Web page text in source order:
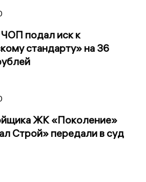
подал иск к
стандарту» на 36
ЖК «Поколение»
Строй» передали в суд